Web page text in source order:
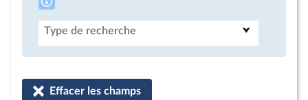
Type de recherche
Effacer les champs